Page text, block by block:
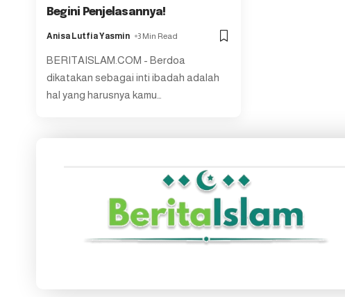
Begini Penjelasannya!
Anisa Lutfia Yasmin 3 Min Read
BERITAISLAM.COM - Berdoa
dikatakan sebagai inti ibadah adalah
hal yang harusnya kamu